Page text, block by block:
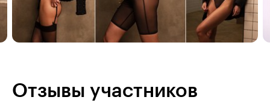
Отзывы участников